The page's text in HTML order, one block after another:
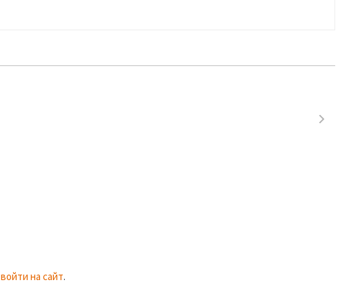
войти на сайт.